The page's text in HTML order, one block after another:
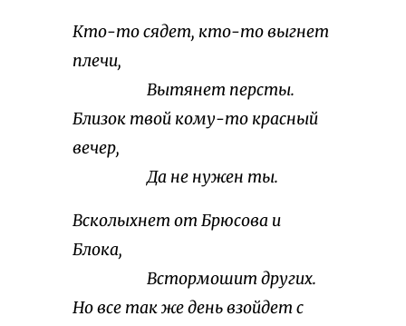
Кто-то сядет, кто-то выгнет
плечи,
Вытянет персты.
Близок твой кому-то красный
вечер,
Да не нужен ты.
Всколыхнет от Брюсова и
Блока,
Встормошит других.
Но все так же день взойдет с